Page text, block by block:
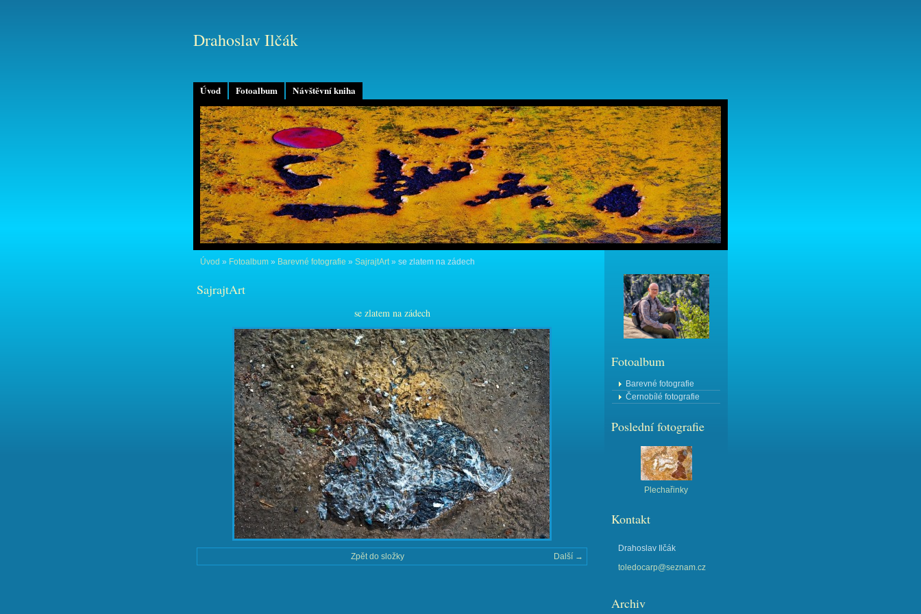
Úvod Fotoalbum Návštěvní kniha
Drahoslav Ilčák
Úvod » Fotoalbum » Barevné fotografie » SajrajtArt» se zlatem na zádech
SajrajtArt
se zlatem na zádech
Další →
Zpět do složky
Fotoalbum
Barevné fotografie
Černobílé fotografie
Poslední fotografie
Plechařinky
Kontakt
Drahoslav Ilčák
toledocarp@seznam.cz
Archiv